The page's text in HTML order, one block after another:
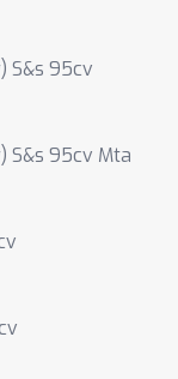
S&s 95cv
S&s 95cv Mta